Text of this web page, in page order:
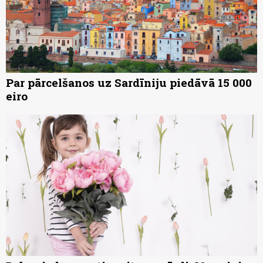
Par pārcelšanos uz Sardīniju piedāvā 15 000
eiro